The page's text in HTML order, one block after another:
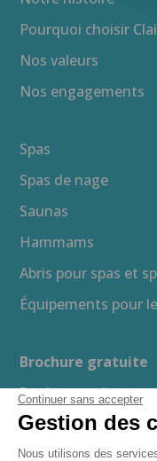
Continuer sans accepter
Gestion des
Nous utilisons des
Pourquoi choisir
Nos valeurs
Nos engagements
Spas
Spas de nage
Saunas
Hammams
Abris pour spas et
Équipements pour
Brochure gratuite
Devis gratuit
Guide d’achat
Espace presse